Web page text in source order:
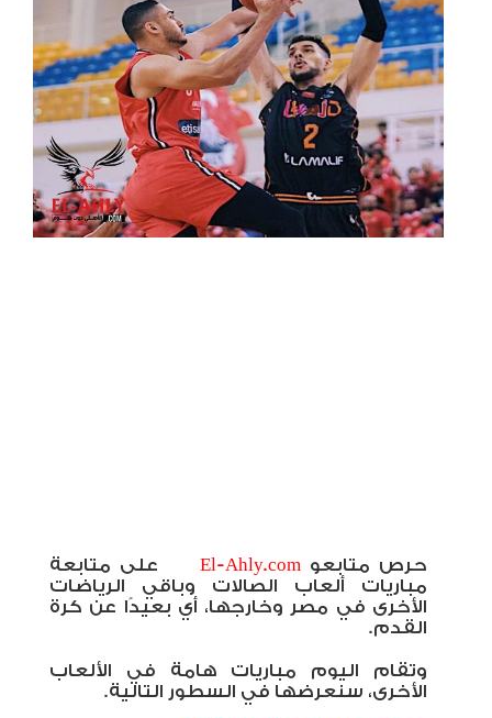
حرص متابعو El-Ahly.com
على متابعة
مباريات ألعاب الصالات وباقي الرياضات
الأخرى في مصر وخارجها، أي بعيدًا عن كرة
القدم.
وتقام اليوم مباريات هامة في الألعاب
الأخرى، سنعرضها في السطور التالية.